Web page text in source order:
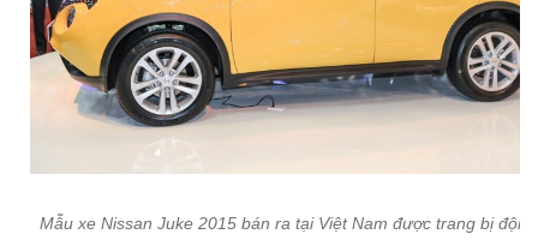
Mẫu xe Nissan Juke 2015 bán ra tại Việt Nam được trang bị